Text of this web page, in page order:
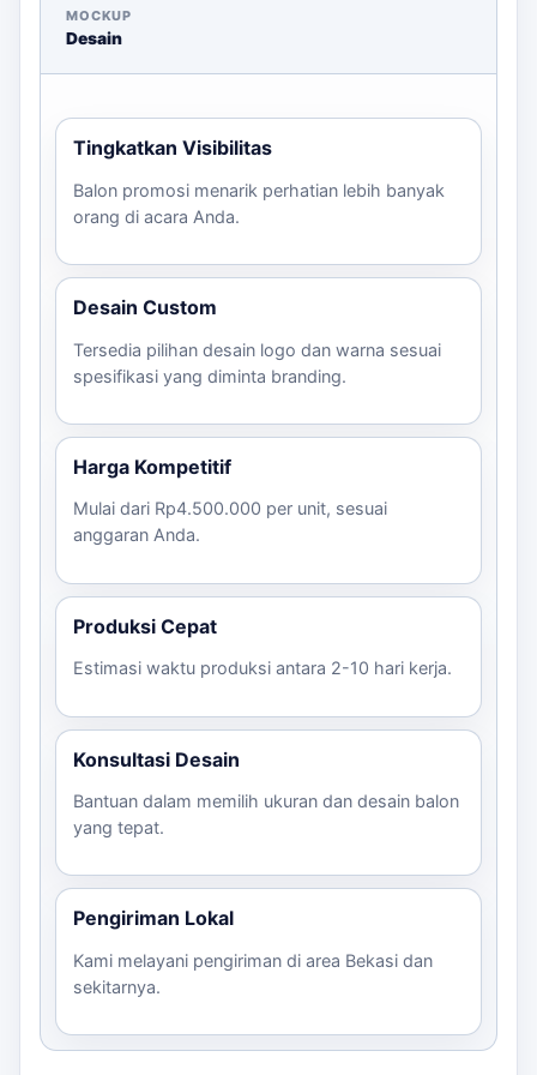
tawarkan:
Ukuran
Jumlah
atau Material
untuk
Balon Udara
Custom
sesuai
Menyesuaikan
Promosi
Langkah Pemesanan
Konsultasikan kebutuhan Anda melalui
WhatsApp.
Pilih ukuran dan jumlah balon yang diinginkan.
Konfirmasi estimasi harga dan waktu
produksi.
Proses produksi dan pengiriman akan segera
konsultasikan kebutuhan via WhatsApp untuk
mendapatkan estimasi harga dan konsultasi lebih lanjut!
MOCKUP
Desain
Tingkatkan Visibilitas
Balon promosi menarik perhatian lebih banyak
orang di acara Anda.
Desain Custom
Tersedia pilihan desain logo dan warna sesuai
spesifikasi yang diminta branding.
Harga Kompetitif
Mulai dari Rp4.500.000 per unit, sesuai
anggaran Anda.
Produksi Cepat
Estimasi waktu produksi antara 2-10 hari kerja.
Konsultasi Desain
Bantuan dalam memilih ukuran dan desain balon
yang tepat.
Pengiriman Lokal
Kami melayani pengiriman di area Bekasi dan
sekitarnya.